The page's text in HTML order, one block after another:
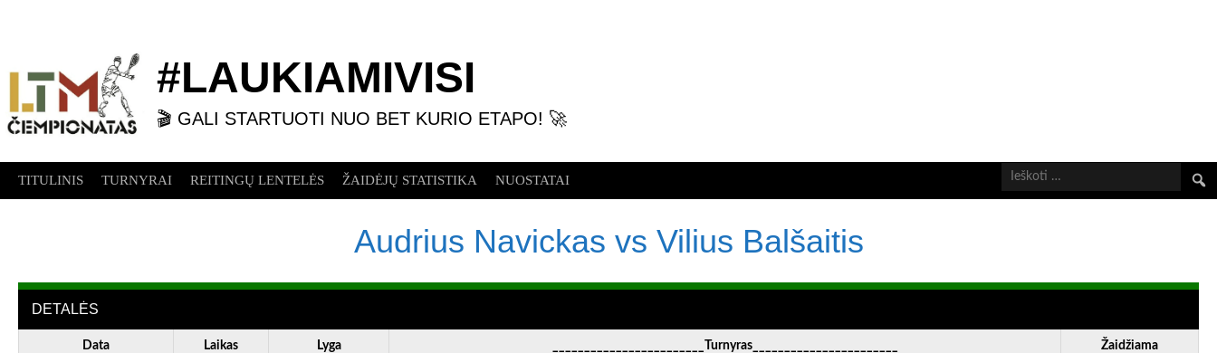
#LAUKIAMIVISI
🎬 GALI STARTUOTI NUO BET KURIO ETAPO! 🚀
TITULINIS TURNYRAI REITINGŲ LENTELĖS ŽAIDĖJŲ STATISTIKA NUOSTATAI
Audrius Navickas vs Vilius Balšaitis
DETALĖS
Data Laikas Lyga ________________________Turnyras_______________________ Žaidžiama